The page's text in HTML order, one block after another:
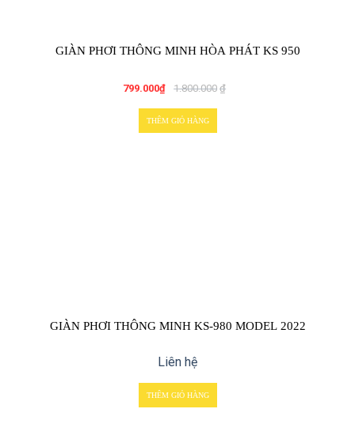
GIÀN PHƠI THÔNG MINH HÒA PHÁT KS 950
799.000₫ 1.800.000 ₫
THÊM GIỎ HÀNG
GIÀN PHƠI THÔNG MINH KS-980 MODEL 2022
Liên hệ
THÊM GIỎ HÀNG